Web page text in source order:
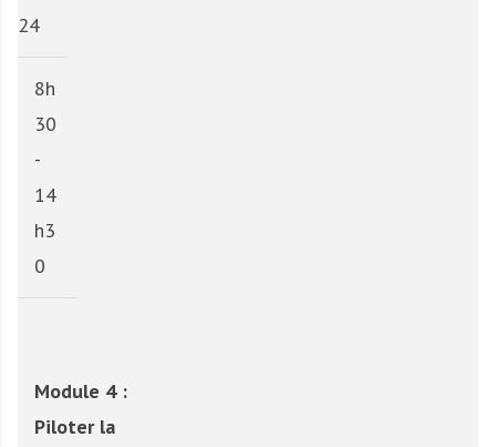
24
8h
30
-
14
h3
0
Module 4 :
Piloter la